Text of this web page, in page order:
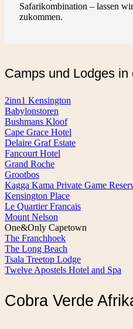
Safarikombination – lassen
zukommen.
Camps und Lodges in
2inn1 Kensington
Babylonstoren
Bushmans Kloof
Cape Grace Hotel
Delaire Graf Estate
Fancourt Hotel
Grand Roche
Grootbos
Kagga Kama Private Game
Kensington Place
Le Quartier Francais
Mount Nelson
One&Only Capetown
The Franchhoek
The Long Beach
Tsala Treetop Lodge
Twelve Apostels Hotel and Spa
Cobra Verde